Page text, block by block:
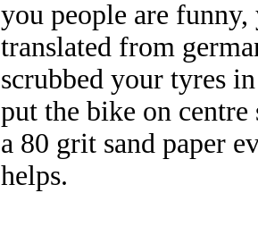
you people are
translated from
scrubbed your tyres
put the bike on
a 80 grit sand paper
helps.